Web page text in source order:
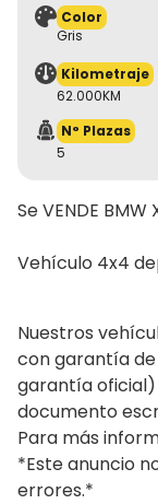
Color
Gris
Kilometraje
62.000KM
N° Plazas
5
Se VENDE
Vehículo 4x4
Nuestros
con garantía de
garantía
documento
Para más
*Este anuncio
errores.*